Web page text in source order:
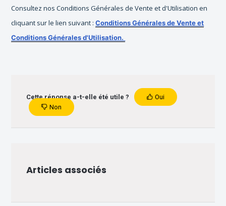
Consultez nos Conditions Générales de Vente et d'Utilisation en
cliquant sur le lien suivant :Conditions Générales de Vente et
Conditions Générales d'Utilisation.
Cette réponse a-t-elle été utile ?
Oui
Non
Articles associés